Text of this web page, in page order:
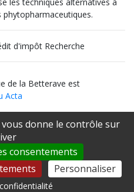
phytopharmaceutiques.
d'impôt Recherche
de la Betterave est
Acta
Qualifié
et de l’Alimentation
donne le contrôle sur
consentements
Personnaliser